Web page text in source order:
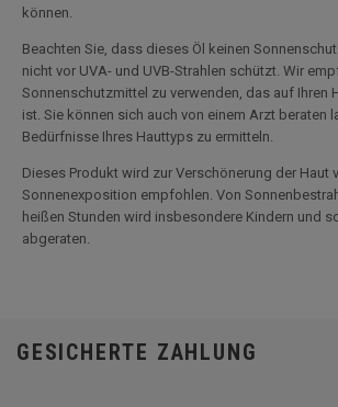
können.
Beachten Sie, dass dieses Öl keinen
nicht vor UVA- und UVB-Strahlen schützt. Wir
Sonnenschutzmittel zu verwenden, das auf Ihren
ist. Sie können sich auch von einem Arzt beraten
Bedürfnisse Ihres Hauttyps zu ermitteln.
Dieses Produkt wird zur Verschönerung der Haut
Sonnenexposition empfohlen. Von
heißen Stunden wird insbesondere Kindern und
abgeraten.
GESICHERTE ZAHLUNG